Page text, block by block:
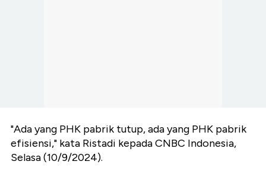
"Ada yang PHK pabrik tutup, ada yang PHK pabrik
efisiensi," kata Ristadi kepada CNBC Indonesia,
Selasa (10/9/2024).